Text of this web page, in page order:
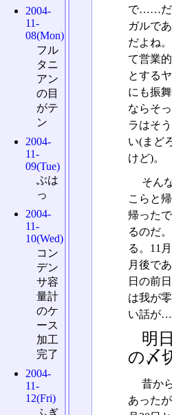
で……だ
ガルで
だよね
て営業
とする
にも振
ならそ
ラはそ
い(まど
けど)。
そん
こらと
帰った
るのだ
る。11
月後で
日の前
は我が
い話が
明
の〆
昔か
あった
2004-
11-
08(Mon)
フル
タニ
アン
の目
がテ
ン
2004-
11-
09(Tue)
ぶは
っ
2004-
11-
10(Wed)
コン
デン
サ容
量計
のケ
ース
加工
完了
2004-
11-
12(Fri)
ふぎ